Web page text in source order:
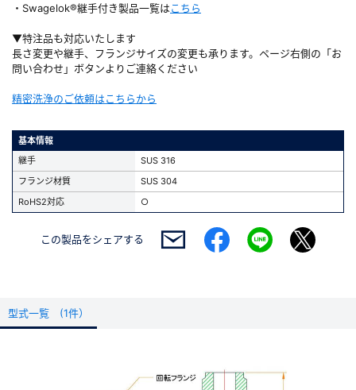
・Swagelok®継手付き製品一覧はこちら
▼特注品も対応いたします
長さ変更や継手、フランジサイズの変更も承ります。ページ右側の「お
問い合わせ」ボタンよりご連絡ください
精密洗浄のご依頼はこちらから
基本情報
継手
SUS 316
フランジ材質
SUS 304
RoHS2対応
○
この製品をシェアする
型式一覧 (1件）